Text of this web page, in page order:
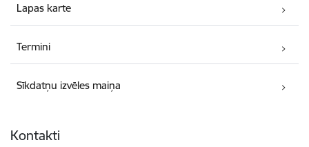
Lapas karte
Termini
Sīkdatņu izvēles maiņa
Kontakti